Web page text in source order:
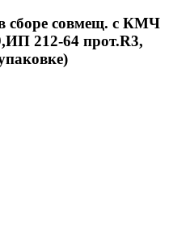
сборе совмещ. с КМЧ
212-64 прот.R3,